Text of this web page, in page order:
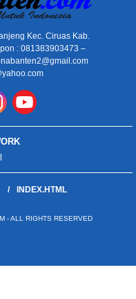
Kec. Ciruas Kab.
: 081383903473 –
INDEX.HTML
- ALL RIGHTS RESERVED